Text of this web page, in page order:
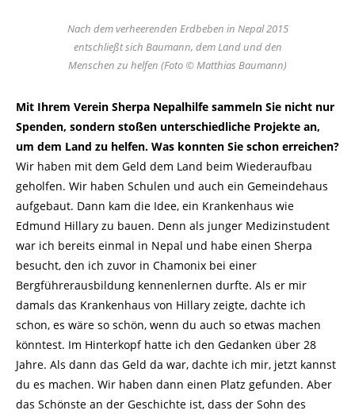
Nach dem verheerenden Erdbeben in Nepal 2015
entschließt sich Baumann, dem Land und den
Menschen zu helfen (Foto © Matthias Baumann)
Mit Ihrem Verein Sherpa Nepalhilfe sammeln Sie nicht nur
Spenden, sondern stoßen unterschiedliche Projekte an,
um dem Land zu helfen. Was konnten Sie schon erreichen?
Wir haben mit dem Geld dem Land beim Wiederaufbau
geholfen. Wir haben Schulen und auch ein Gemeindehaus
aufgebaut. Dann kam die Idee, ein Krankenhaus wie
Edmund Hillary zu bauen. Denn als junger Medizinstudent
war ich bereits einmal in Nepal und habe einen Sherpa
besucht, den ich zuvor in Chamonix bei einer
Bergführerausbildung kennenlernen durfte. Als er mir
damals das Krankenhaus von Hillary zeigte, dachte ich
schon, es wäre so schön, wenn du auch so etwas machen
könntest. Im Hinterkopf hatte ich den Gedanken über 28
Jahre. Als dann das Geld da war, dachte ich mir, jetzt kannst
du es machen. Wir haben dann einen Platz gefunden. Aber
das Schönste an der Geschichte ist, dass der Sohn des